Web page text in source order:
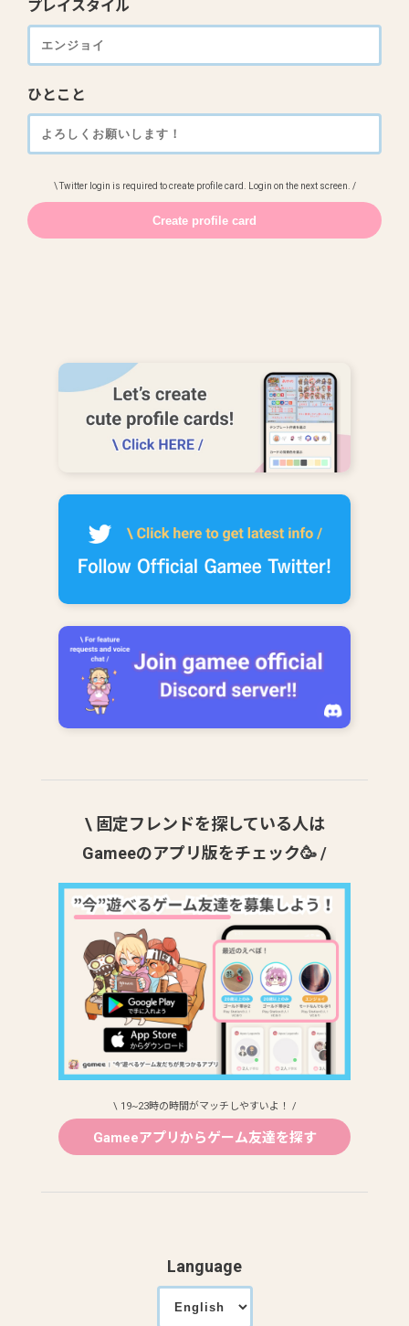
プレイスタイル
ひとこと
\ Twitter login is required to create profile card. Login on the next screen. /
\ 固定フレンドを探している人は
Gameeのアプリ版をチェック🥳 /
\ 19~23時の時間がマッチしやすいよ！ /
Gameeアプリからゲーム友達を探す
Language